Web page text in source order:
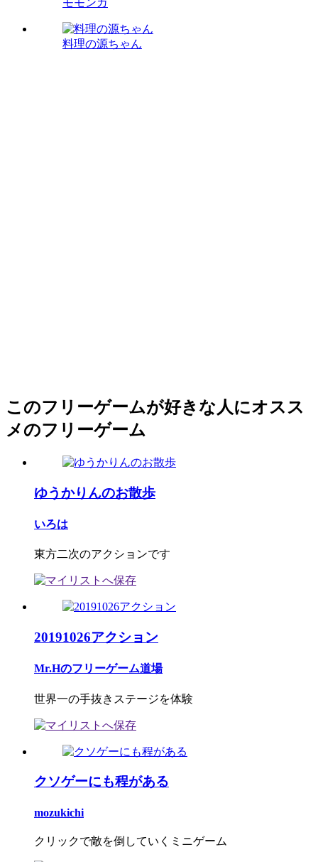
モモンガ
料理の源ちゃん
このフリーゲームが好きな人にオスス
メのフリーゲーム
ゆうかりんのお散歩
いろは
東方二次のアクションです
20191026アクション
Mr.Hのフリーゲーム道場
世界一の手抜きステージを体験
クソゲーにも程がある
mozukichi
クリックで敵を倒していくミニゲーム